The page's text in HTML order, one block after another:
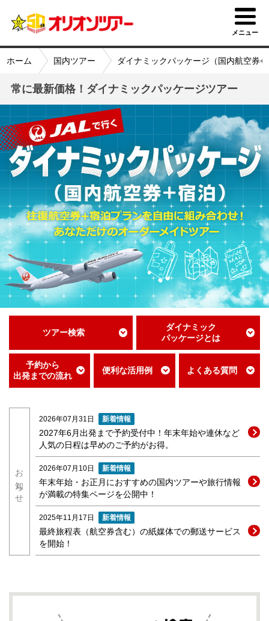
メニュー
ホーム 国内ツアー ダイナミックパッケージ（国内航空券+
常に最新価格！ダイナミックパッケージツアー
ツアー検索
ダイナミック
パッケージとは
予約から
出発までの流れ
便利な活用例 よくある質問
お知らせ
2026年07月31日 新着情報
2027年6月出発まで予約受付中！年末年始や連休など
人気の日程は早めのご予約がお得。
2026年07月10日 新着情報
年末年始・お正月におすすめの国内ツアーや旅行情報
が満載の特集ページを公開中！
2025年11月17日 新着情報
最終旅程表（航空券含む）の紙媒体での郵送サービス
を開始！